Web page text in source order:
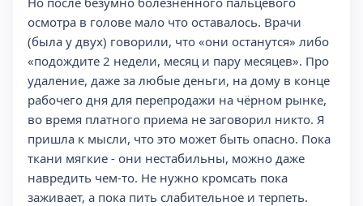
осмотра в голове мало что оставалось. Врачи
(была у двух) говорили, что «они останутся» либо
«подождите 2 недели, месяц и пару месяцев». Про
удаление, даже за любые деньги, на дому в конце
рабочего дня для перепродажи на чёрном рынке,
во время платного приема не заговорил никто. Я
пришла к мысли, что это может быть опасно. Пока
ткани мягкие - они нестабильны, можно даже
навредить чем-то. Не нужно кромсать пока
заживает, а пока пить слабительное и терпеть.